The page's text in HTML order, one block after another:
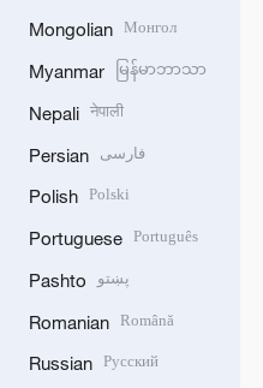
Mongolian Монгол
Myanmar မြန်မာဘာသာ
Nepali नेपाली
Persian فارسی
Polish Polski
Portuguese Português
Pashto پښتو
Romanian Română
Russian Русский